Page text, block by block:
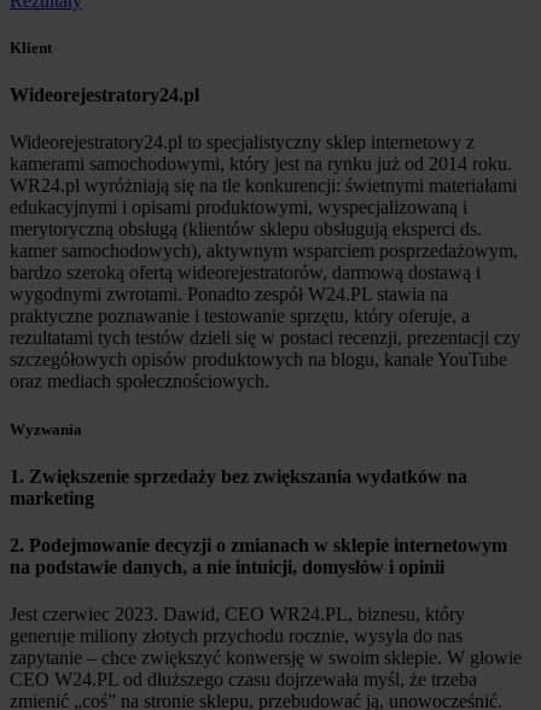
Klient
Wideorejestratory24.pl
Wideorejestratory24.pl to specjalistyczny sklep internetowy z
kamerami samochodowymi, który jest na rynku już od 2014 roku.
WR24.pl wyróżniają się na tle konkurencji: świetnymi materiałami
edukacyjnymi i opisami produktowymi, wyspecjalizowaną i
merytoryczną obsługą (klientów sklepu obsługują eksperci ds.
kamer samochodowych), aktywnym wsparciem posprzedażowym,
bardzo szeroką ofertą wideorejestratorów, darmową dostawą i
wygodnymi zwrotami. Ponadto zespół W24.PL stawia na
praktyczne poznawanie i testowanie sprzętu, który oferuje, a
rezultatami tych testów dzieli się w postaci recenzji, prezentacji czy
szczegółowych opisów produktowych na blogu, kanale YouTube
oraz mediach społecznościowych.
Wyzwania
1. Zwiększenie sprzedaży bez zwiększania wydatków na
marketing
2. Podejmowanie decyzji o zmianach w sklepie internetowym
na podstawie danych, a nie intuicji, domysłów i opinii
Jest czerwiec 2023. Dawid, CEO WR24.PL, biznesu, który
generuje miliony złotych przychodu rocznie, wysyła do nas
zapytanie – chce zwiększyć konwersję w swoim sklepie. W głowie
CEO W24.PL od dłuższego czasu dojrzewała myśl, że trzeba
zmienić „coś” na stronie sklepu, przebudować ją, unowocześnić.